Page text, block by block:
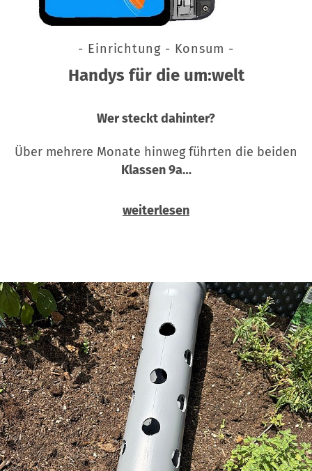
- Einrichtung - Konsum -
Handys für die um:welt
Wer steckt dahinter?
Über mehrere Monate hinweg führten die beiden
Klassen 9a…
weiterlesen